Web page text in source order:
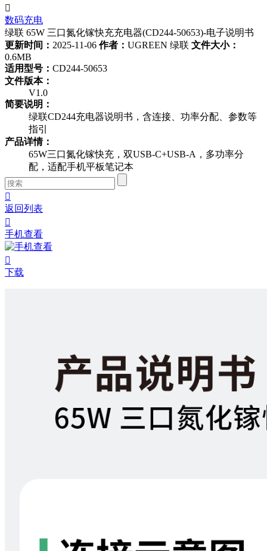

数码充电
绿联 65W 三口氮化镓快充充电器(CD244-50653)-电子说明书
更新时间： 2025-11-06 作者： UGREEN 绿联 文件大小：
0.6MB
适用型号： CD244-50653
文件版本：
V1.0
简要说明：
绿联CD244充电器说明书，含连接、功率分配、参数等
指引
产品详情：
65W三口氮化镓快充，双USB-C+USB-A，多功率分
配，适配手机平板笔记本

返回列表

手机查看

下载